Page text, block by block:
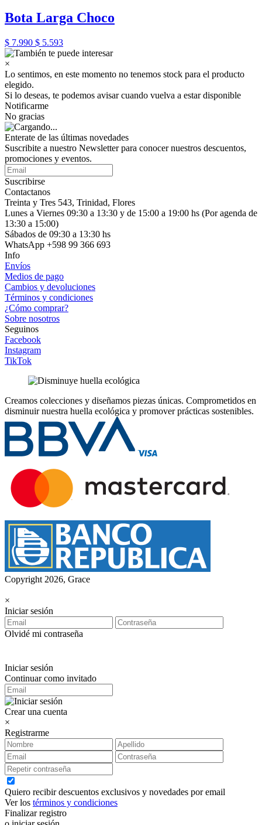
Bota Larga Choco
$ 7.990 $ 5.593
×
Lo sentimos, en este momento no tenemos stock para el producto
elegido.
Si lo deseas, te podemos avisar cuando vuelva a estar disponible
Notificarme
No gracias
Enterate de las últimas novedades
Suscribite a nuestro Newsletter para conocer nuestros descuentos,
promociones y eventos.
Suscribirse
Contactanos
Treinta y Tres 543, Trinidad, Flores
Lunes a Viernes 09:30 a 13:30 y de 15:00 a 19:00 hs (Por agenda de
13:30 a 15:00)
Sábados de 09:30 a 13:30 hs
WhatsApp +598 99 366 693
Info
Envíos
Medios de pago
Cambios y devoluciones
Términos y condiciones
¿Cómo comprar?
Sobre nosotros
Seguinos
Facebook
Instagram
TikTok
Creamos colecciones y diseñamos piezas únicas. Comprometidos en
disminuir nuestra huella ecológica y promover prácticas sostenibles.
Copyright 2026, Grace
×
Iniciar sesión
Olvidé mi contraseña
Iniciar sesión
Continuar como invitado
Crear una cuenta
×
Registrarme
Quiero recibir descuentos exclusivos y novedades por email
Ver los términos y condiciones
Finalizar registro